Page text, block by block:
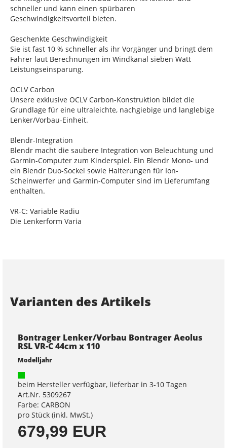
schneller und kann einen spürbaren
Geschwindigkeitsvorteil bieten.
Geschenkte Geschwindigkeit
Sie ist fast 10 % schneller als ihr Vorgänger und bringt dem
Fahrer laut Berechnungen im Windkanal sieben Watt
Leistungseinsparung.
OCLV Carbon
Unsere exklusive OCLV Carbon-Konstruktion bildet die
Grundlage für eine ultraleichte, nachgiebige und langlebige
Lenker/Vorbau-Einheit.
Blendr-Integration
Blendr macht die saubere Integration von Beleuchtung und
Garmin-Computer zum Kinderspiel. Ein Blendr Mono- und
ein Blendr Duo-Sockel sowie Halterungen für Ion-
Scheinwerfer und Garmin-Computer sind im Lieferumfang
enthalten.
VR-C: Variable Radiu
Die Lenkerform Varia
Varianten des Artikels
Bontrager Lenker/Vorbau Bontrager Aeolus
RSL VR-C 44cm x 110
Modelljahr
beim Hersteller verfügbar, lieferbar in 3-10 Tagen
Art.Nr. 5309267
Farbe: CARBON
pro Stück (inkl. MwSt.)
679,99 EUR